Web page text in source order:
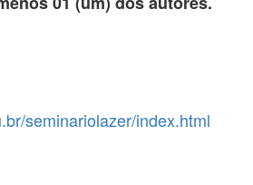
seminariolazer/index.html